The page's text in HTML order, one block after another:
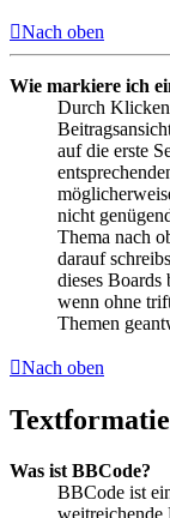
Nach oben
Wie markiere ich
Durch Klicken
auf die erste
nicht
Thema nach
darauf
dieses Boards
wenn ohne
Themen
Nach oben
Was ist BBCode?
BBCode ist
weitreichende